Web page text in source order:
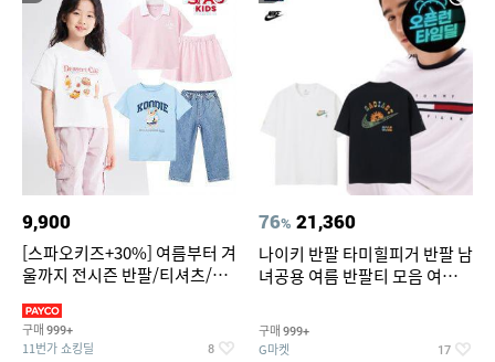
9,900
[스파오키즈+30%] 여름부터 겨
울까지 전시즌 반팔/티셔츠/셋
구매 999+
11번가 쇼킹딜 8
76% 21,360
나이키 반팔 타미힐피거 반팔 남
녀공용 여름 반팔티 모음 여름
구매 999+
G마켓 17